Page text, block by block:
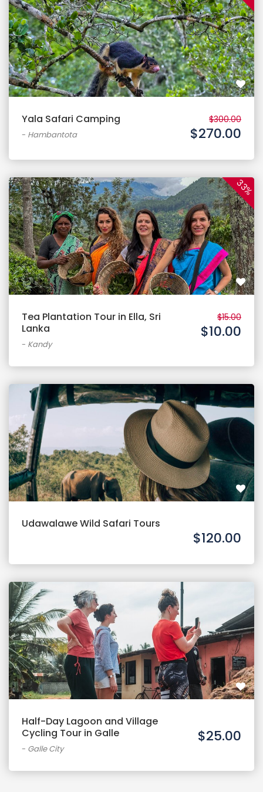
Yala Safari Camping
- Hambantota
$300.00
$270.00
33%
Tea Plantation Tour in Ella, Sri
Lanka
- Kandy
$15.00
$10.00
Udawalawe Wild Safari Tours
$120.00
Half-Day Lagoon and Village
Cycling Tour in Galle
- Galle City
$25.00